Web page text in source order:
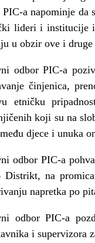
PIC-a napominje
lideri i institucije
u obzir ove i
odbor PIC-a
činjenica,
etničku
koji su na
djece i unuka
odbor PIC-a
Distrikt, na
napretka po
odbor PIC-a
i supervizora